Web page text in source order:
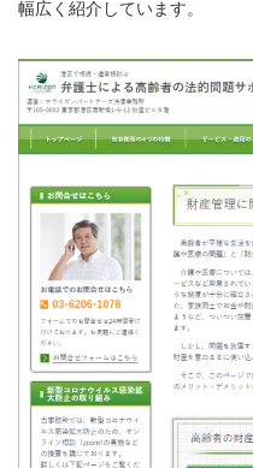
幅広く紹介しています。